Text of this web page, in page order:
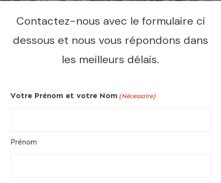
Contactez-nous avec le formulaire ci
dessous et nous vous répondons dans
les meilleurs délais.
Votre Prénom et votre Nom (Nécessaire)
Prénom